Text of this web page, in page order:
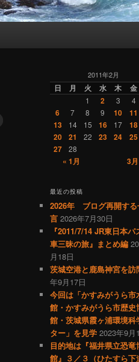
2011年2月
日 月 火 水 木 金
1 2 3 4
6
7 8 9 10 11
13
14 15 16 17 18
20
21 22 23 24 25
27
28
« 1月 3
最近の投稿
2026年 ブログ再開する
言 2026年7月30日
『2011/7/14 JR東日本パ
車三昧の旅』まとめ編
月18日
茨城空港と鹿島神宮を訪
年9月17日
今回は「かすみがうら市
館・かすみがうら市歴史
館・茨城県霞ヶ浦環境科
ター」を見学 2023年9月
目的地は『福井県立恐竜
館』３／３（ひたすら下